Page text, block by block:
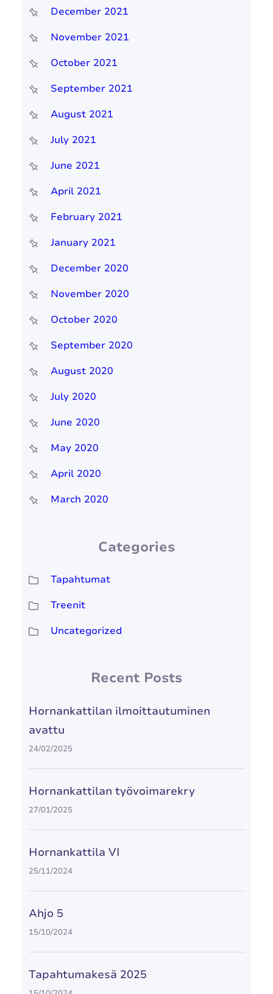
December 2021
November 2021
October 2021
September 2021
August 2021
July 2021
June 2021
April 2021
February 2021
January 2021
December 2020
November 2020
October 2020
September 2020
August 2020
July 2020
June 2020
May 2020
April 2020
March 2020
Categories
Tapahtumat
Treenit
Uncategorized
Recent Posts
Hornankattilan ilmoittautuminen
avattu
24/02/2025
Hornankattilan työvoimarekry
27/01/2025
Hornankattila VI
25/11/2024
Ahjo 5
15/10/2024
Tapahtumakesä 2025